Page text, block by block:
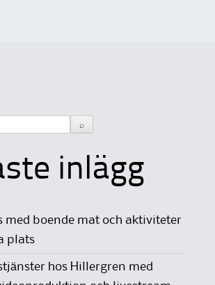
inlägg
med boende mat och aktiviteter
plats
hos Hillergren med